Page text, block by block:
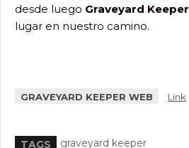
desde luego Graveyard Keeper
lugar en nuestro camino.
GRAVEYARD KEEPER WEB Link
TAGS graveyard keeper